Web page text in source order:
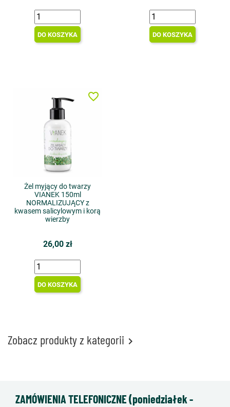
DO KOSZYKA DO KOSZYKA
Żel myjący do twarzy
VIANEK 150ml
NORMALIZUJĄCY z
kwasem salicylowym i korą
wierzby
26,00 zł
DO KOSZYKA
favorite_border
Zobacz produkty z kategorii 
ZAMÓWIENIA TELEFONICZNE (poniedziałek -